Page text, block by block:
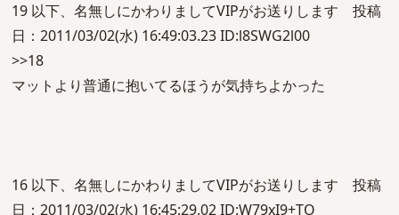
19 以下、名無しにかわりましてVIPがお送りします 投稿
日：2011/03/02(水) 16:49:03.23 ID:l8SWG2l00
>>18
マットより普通に抱いてるほうが気持ちよかった
16 以下、名無しにかわりましてVIPがお送りします 投稿
日：2011/03/02(水) 16:45:29.02 ID:W79xI9+TO